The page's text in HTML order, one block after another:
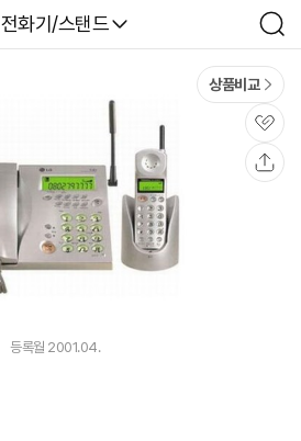
다나와
전화기/스탠드
검
색
상품비교
관
심
등록월 2001.04.